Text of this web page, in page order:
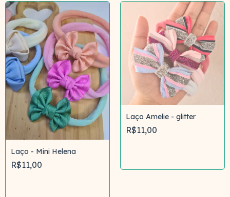
Laço - Mini Helena
R$11,00
Laço Amelie - glitter
R$11,00